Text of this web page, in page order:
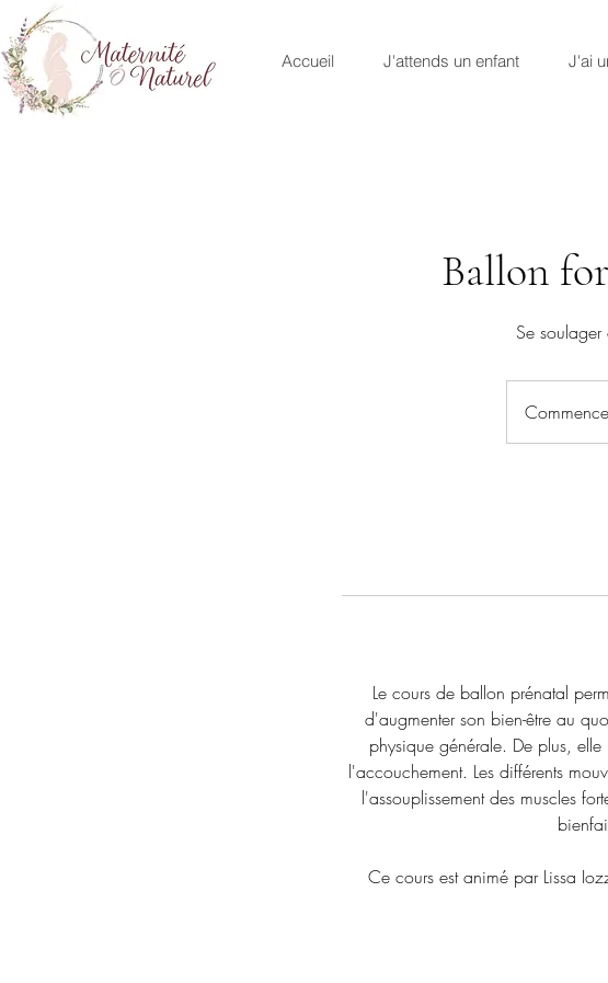
Accueil J'attends un enfant J'ai
Ballon
Se
Le cours de ballon prénatal
d'augmenter son bien-être au
physique générale. De plus,
l'accouchement. Les différents
l'assouplissement des muscles
Ce cours est animé par Lissa